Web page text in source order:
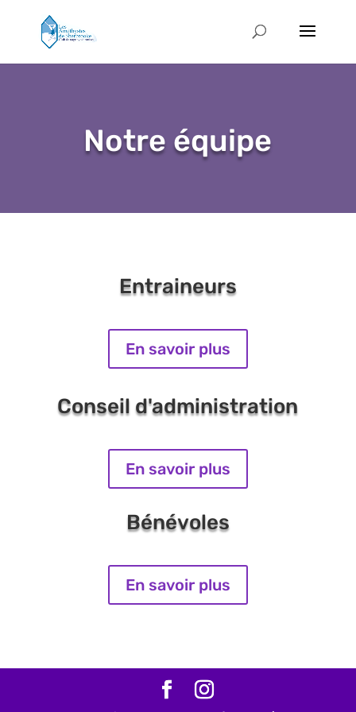
Notre équipe
Entraineurs
En savoir plus
Conseil d'administration
En savoir plus
Bénévoles
En savoir plus